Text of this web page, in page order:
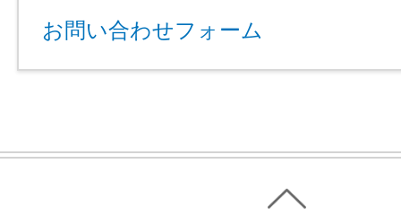
お問い合わせフォーム